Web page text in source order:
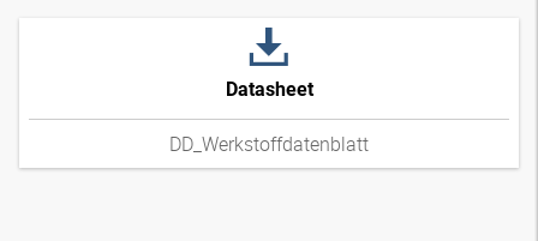
Datasheet
DD_Werkstoffdatenblatt